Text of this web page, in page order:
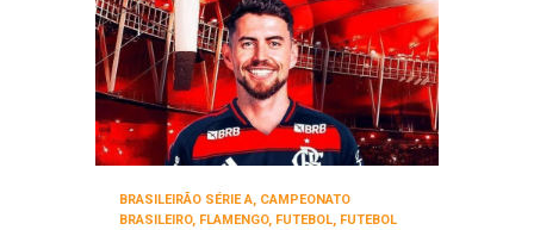
BRASILEIRÃO SÉRIE A, CAMPEONATO
BRASILEIRO, FLAMENGO, FUTEBOL, FUTEBOL